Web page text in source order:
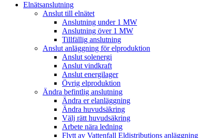
Elnätsanslutning
Anslut till elnätet
Anslutning under 1 MW
Anslutning över 1 MW
Tillfällig anslutning
Anslut anläggning för elproduktion
Anslut solenergi
Anslut vindkraft
Anslut energilager
Övrig elproduktion
Ändra befintlig anslutning
Ändra er elanläggning
Ändra huvudsäkring
Välj rätt huvudsäkring
Arbete nära ledning
Flytt av Vattenfall Eldistributions anläggning